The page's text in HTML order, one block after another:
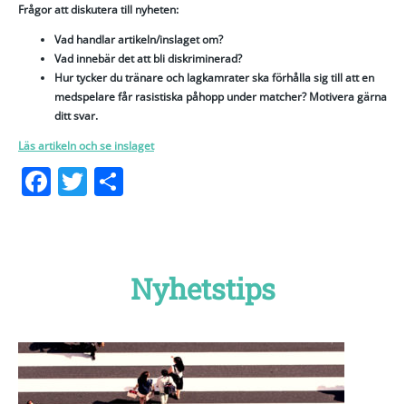
Frågor att diskutera till nyheten:
Vad handlar artikeln/inslaget om?
Vad innebär det att bli diskriminerad?
Hur tycker du tränare och lagkamrater ska förhålla sig till att en
medspelare får rasistiska påhopp under matcher? Motivera gärna
ditt svar.
Läs artikeln och se inslaget
Facebook
Twitter
Nyhetstips